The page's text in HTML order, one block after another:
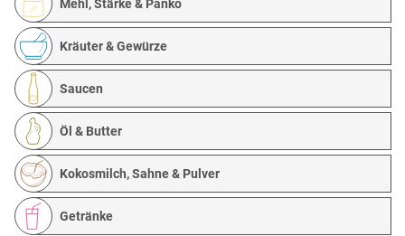
Mehl, Stärke & Panko
Kräuter & Gewürze
Saucen
Öl & Butter
Kokosmilch, Sahne & Pulver
Getränke